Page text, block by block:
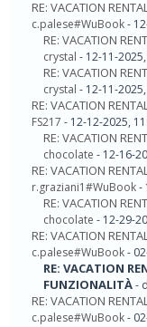
RE: VACATION
c.palese#WuBook-
RE: VACATION
crystal - 12-11-
RE: VACATION
crystal - 12-11-
RE: VACATION
FS217 - 12-12-2025,
RE: VACATION
chocolate - 12-16-
RE: VACATION
r.graziani1#WuBook-
RE: VACATION
chocolate - 12-29-
RE: VACATION
c.palese#WuBook-
RE: VACATION
FUNZIONALITÀ-
RE: VACATION
c.palese#WuBook-